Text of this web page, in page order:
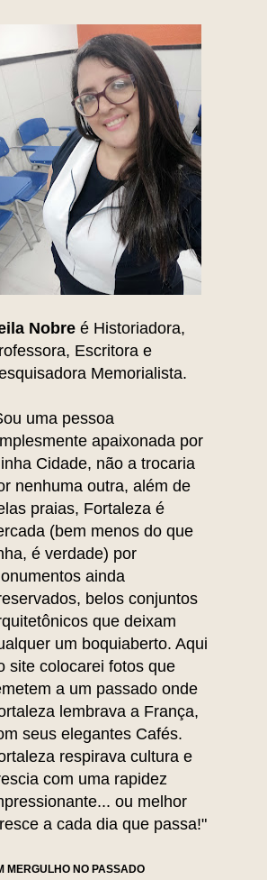
Nobre é Historiadora,
Escritora e
Memorialista.
uma pessoa
apaixonada por
Cidade, não a trocaria
nenhuma outra, além de
praias, Fortaleza é
(bem menos do que
é verdade) por
ainda
belos conjuntos
que deixam
um boquiaberto. Aqui
site colocarei fotos que
a um passado onde
lembrava a França,
seus elegantes Cafés.
respirava cultura e
com uma rapidez
ou melhor
a cada dia que passa!"
MERGULHO NO PASSADO